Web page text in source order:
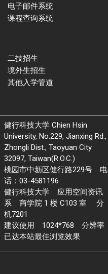
电子邮件系统
课程查询系统
二技招生
境外生招生
其他入学管道
健行科技大学 Chien Hsin
University, No.229, Jianxing Rd.,
Zhongli Dist., Taoyuan City
32097, Taiwan(R.O.C.)
桃园市中坜区健行路229号 电
话：03-4581196
健行科技大学 应用空间资讯
系 商学院 1 楼 C103 室 分
机7201
建议使用 1024*768 分辨率
已达本站最佳浏览效果